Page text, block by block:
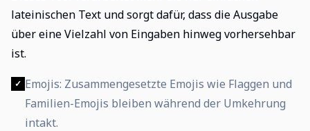
lateinischen Text und sorgt dafür, dass die Ausgabe
über eine Vielzahl von Eingaben hinweg vorhersehbar
ist.
✓ Emojis: Zusammengesetzte Emojis wie Flaggen und
Familien-Emojis bleiben während der Umkehrung
intakt.